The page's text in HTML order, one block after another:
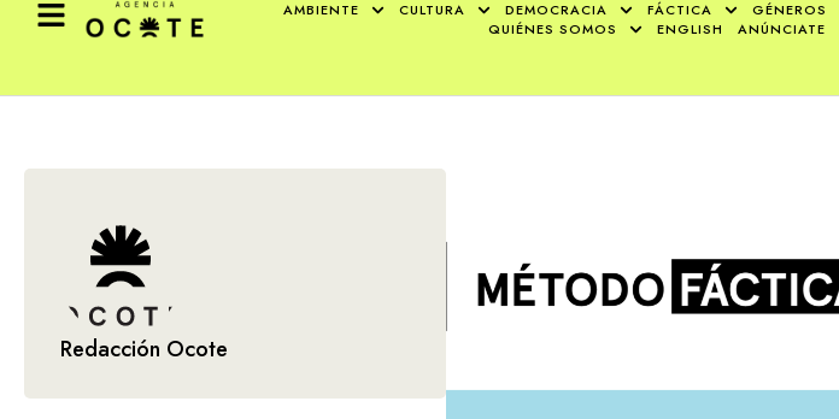
AMBIENTE CULTURA DEMOCRACIA FÁCTICA GÉNEROS
QUIÉNES SOMOS
ENGLISH ANÚNCIATE
Redacción Ocote